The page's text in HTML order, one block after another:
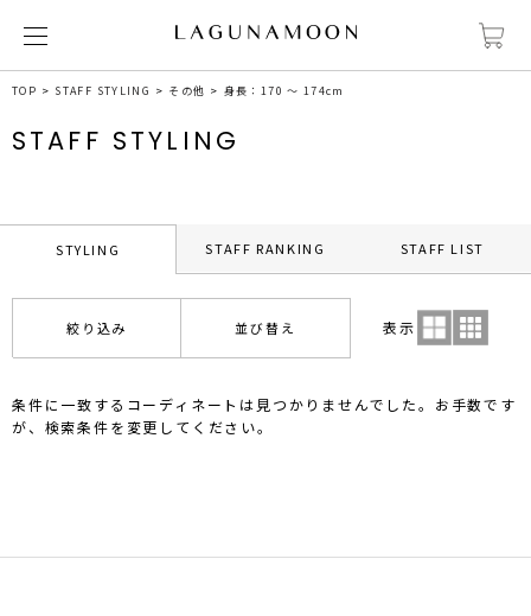
TOP STAFF STYLING その他 身長：170 ～ 174cm
STAFF STYLING
STYLING STAFF RANKING STAFF LIST
絞り込み 並び替え 表示
条件に一致するコーディネートは見つかりませんでした。お手数です
が、検索条件を変更してください。